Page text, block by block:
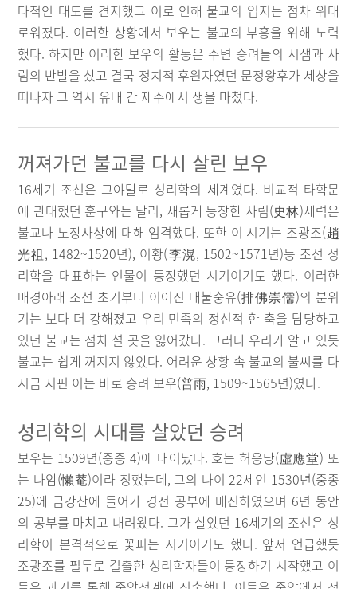
타적인 태도를 견지했고 이로 인해 불교의 입지는 점차 위태
로워졌다. 이러한 상황에서 보우는 불교의 부흥을 위해 노력
했다. 하지만 이러한 보우의 활동은 주변 승려들의 시샘과 사
림의 반발을 샀고 결국 정치적 후원자였던 문정왕후가 세상을
떠나자 그 역시 유배 간 제주에서 생을 마쳤다.
꺼져가던 불교를 다시 살린 보우
16세기 조선은 그야말로 성리학의 세계였다. 비교적 타학문
에 관대했던 훈구와는 달리, 새롭게 등장한 사림(史林)세력은
불교나 노장사상에 대해 엄격했다. 또한 이 시기는 조광조(趙
光祖, 1482~1520년), 이황(李滉, 1502~1571년)등 조선 성
리학을 대표하는 인물이 등장했던 시기이기도 했다. 이러한
배경아래 조선 초기부터 이어진 배불숭유(排佛崇儒)의 분위
기는 보다 더 강해졌고 우리 민족의 정신적 한 축을 담당하고
있던 불교는 점차 설 곳을 잃어갔다. 그러나 우리가 알고 있듯
불교는 쉽게 꺼지지 않았다. 어려운 상황 속 불교의 불씨를 다
시금 지핀 이는 바로 승려 보우(普雨, 1509~1565년)였다.
성리학의 시대를 살았던 승려
보우는 1509년(중종 4)에 태어났다. 호는 허응당(虛應堂) 또
는 나암(懶菴)이라 칭했는데, 그의 나이 22세인 1530년(중종
25)에 금강산에 들어가 경전 공부에 매진하였으며 6년 동안
의 공부를 마치고 내려왔다. 그가 살았던 16세기의 조선은 성
리학이 본격적으로 꽃피는 시기이기도 했다. 앞서 언급했듯
조광조를 필두로 걸출한 성리학자들이 등장하기 시작했고 이